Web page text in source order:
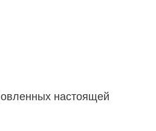
настоящей